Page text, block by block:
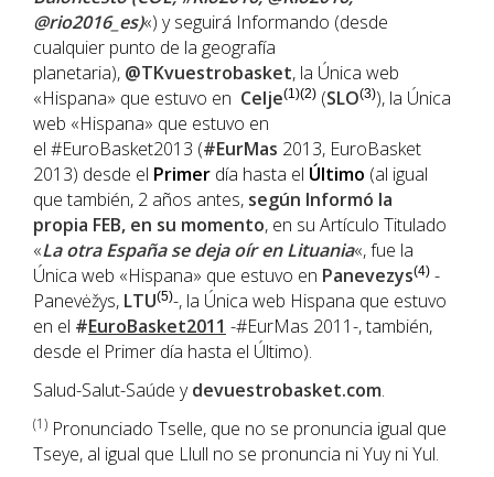
@rio2016_es)«) y seguirá Informando (desde
cualquier punto de la geografía
planetaria), @TKvuestrobasket, la Única web
«Hispana» que estuvo en Celje(1)(2) (SLO(3)), la Única
web «Hispana» que estuvo en
el #EuroBasket2013 (#EurMas 2013, EuroBasket
2013) desde el Primer día hasta el Último (al igual
que también, 2 años antes, según Informó la
propia FEB, en su momento, en su Artículo Titulado
«La otra España se deja oír en Lituania«, fue la
Única web «Hispana» que estuvo en Panevezys(4) -
Panevėžys, LTU(5)-, la Única web Hispana que estuvo
en el #EuroBasket2011 -#EurMas 2011-, también,
desde el Primer día hasta el Último).
Salud-Salut-Saúde ydevuestrobasket.com.
(1) Pronunciado Tselle, que no se pronuncia igual que
Tseye, al igual que Llull no se pronuncia ni Yuy ni Yul.